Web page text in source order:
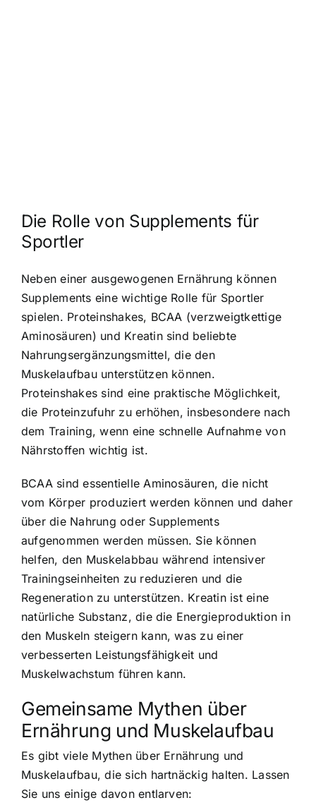
Die Rolle von Supplements für
Sportler
Neben einer ausgewogenen Ernährung können
Supplements eine wichtige Rolle für Sportler
spielen. Proteinshakes, BCAA (verzweigtkettige
Aminosäuren) und Kreatin sind beliebte
Nahrungsergänzungsmittel, die den
Muskelaufbau unterstützen können.
Proteinshakes sind eine praktische Möglichkeit,
die Proteinzufuhr zu erhöhen, insbesondere nach
dem Training, wenn eine schnelle Aufnahme von
Nährstoffen wichtig ist.
BCAA sind essentielle Aminosäuren, die nicht
vom Körper produziert werden können und daher
über die Nahrung oder Supplements
aufgenommen werden müssen. Sie können
helfen, den Muskelabbau während intensiver
Trainingseinheiten zu reduzieren und die
Regeneration zu unterstützen. Kreatin ist eine
natürliche Substanz, die die Energieproduktion in
den Muskeln steigern kann, was zu einer
verbesserten Leistungsfähigkeit und
Muskelwachstum führen kann.
Gemeinsame Mythen über
Ernährung und Muskelaufbau
Es gibt viele Mythen über Ernährung und
Muskelaufbau, die sich hartnäckig halten. Lassen
Sie uns einige davon entlarven: